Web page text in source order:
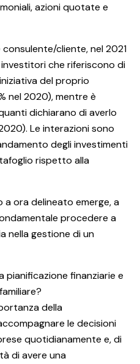
azioni quotate e
cliente, nel 2021
che riferiscono di
del proprio
nel 2020), mentre è
dichiarano di averlo
Le interazioni sono
degli investimenti
rispetto alla
ora delineato emerge, a
procedere a
nella gestione di un
pianificazione finanziarie e
della
le decisioni
quotidianamente e, di
di avere una